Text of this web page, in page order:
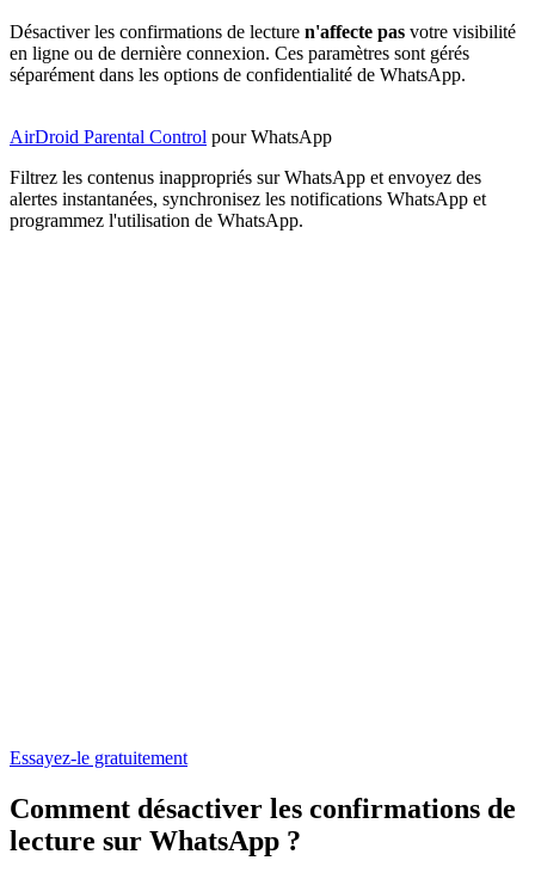
Désactiver les confirmations de lecture n'affecte pas votre visibilité
en ligne ou de dernière connexion. Ces paramètres sont gérés
séparément dans les options de confidentialité de WhatsApp.
AirDroid Parental Control pour WhatsApp
Filtrez les contenus inappropriés sur WhatsApp et envoyez des
alertes instantanées, synchronisez les notifications WhatsApp et
programmez l'utilisation de WhatsApp.
Essayez-le gratuitement
Comment désactiver les confirmations de
lecture sur WhatsApp ?